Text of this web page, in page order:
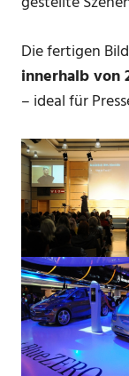
Die fertigen
innerhalb von
– ideal für